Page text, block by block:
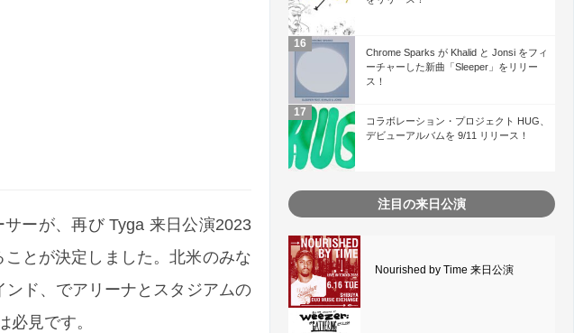
ーが、再び Tyga 来日公演2023
とが決定しました。北米のみな
ド、でアリーナとスタジアムの
必見です。
Chrome Sparks が Khalid と Jonsi をフィ
ーチャーした新曲「Sleeper」をリリー
ス！
コラボレーション・プロジェクト HUG、
デビューアルバムを 9/11 リリース！
注目の来日公演
Nourished by Time 来日公演